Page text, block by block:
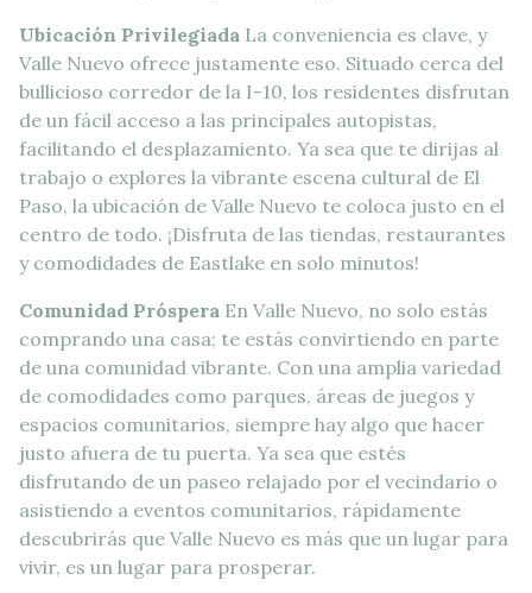
Ubicación Privilegiada La conveniencia es clave, y
Valle Nuevo ofrece justamente eso. Situado cerca del
bullicioso corredor de la I-10, los residentes disfrutan
de un fácil acceso a las principales autopistas,
facilitando el desplazamiento. Ya sea que te dirijas al
trabajo o explores la vibrante escena cultural de El
Paso, la ubicación de Valle Nuevo te coloca justo en el
centro de todo. ¡Disfruta de las tiendas, restaurantes
y comodidades de Eastlake en solo minutos!
Comunidad Próspera En Valle Nuevo, no solo estás
comprando una casa; te estás convirtiendo en parte
de una comunidad vibrante. Con una amplia variedad
de comodidades como parques, áreas de juegos y
espacios comunitarios, siempre hay algo que hacer
justo afuera de tu puerta. Ya sea que estés
disfrutando de un paseo relajado por el vecindario o
asistiendo a eventos comunitarios, rápidamente
descubrirás que Valle Nuevo es más que un lugar para
vivir, es un lugar para prosperar.